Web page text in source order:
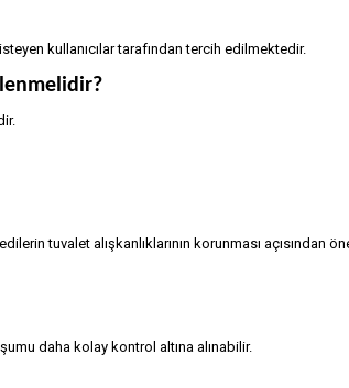
kullanıcılar tarafından tercih edilmektedir.
tuvalet alışkanlıklarının korunması açısından
daha kolay kontrol altına alınabilir.